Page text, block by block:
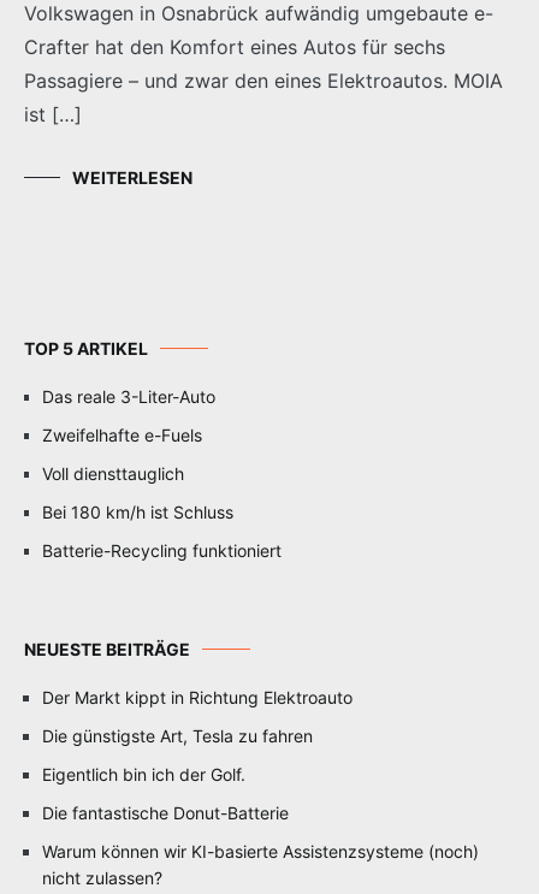
Volkswagen in Osnabrück aufwändig umgebaute e-
Crafter hat den Komfort eines Autos für sechs
Passagiere – und zwar den eines Elektroautos. MOIA
ist […]
WEITERLESEN
TOP 5 ARTIKEL
Das reale 3-Liter-Auto
Zweifelhafte e-Fuels
Voll diensttauglich
Bei 180 km/h ist Schluss
Batterie-Recycling funktioniert
NEUESTE BEITRÄGE
Der Markt kippt in Richtung Elektroauto
Die günstigste Art, Tesla zu fahren
Eigentlich bin ich der Golf.
Die fantastische Donut-Batterie
Warum können wir KI-basierte Assistenzsysteme (noch)
nicht zulassen?